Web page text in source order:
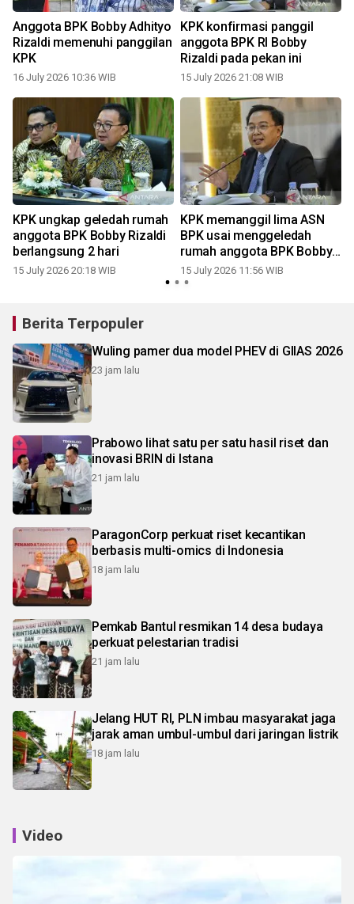
Anggota BPK Bobby Adhityo
Rizaldi memenuhi panggilan
KPK
16 July 2026 10:36 WIB
KPK konfirmasi panggil
anggota BPK RI Bobby
Rizaldi pada pekan ini
15 July 2026 21:08 WIB
KPK ungkap geledah rumah
anggota BPK Bobby Rizaldi
berlangsung 2 hari
15 July 2026 20:18 WIB
KPK memanggil lima ASN
BPK usai menggeledah
rumah anggota BPK Bobby
Rizaldi
15 July 2026 11:56 WIB
Berita Terpopuler
Wuling pamer dua model PHEV di GIIAS 2026
23 jam lalu
Prabowo lihat satu per satu hasil riset dan
inovasi BRIN di Istana
21 jam lalu
ParagonCorp perkuat riset kecantikan
berbasis multi-omics di Indonesia
18 jam lalu
Pemkab Bantul resmikan 14 desa budaya
perkuat pelestarian tradisi
21 jam lalu
Jelang HUT RI, PLN imbau masyarakat jaga
jarak aman umbul-umbul dari jaringan listrik
18 jam lalu
Video